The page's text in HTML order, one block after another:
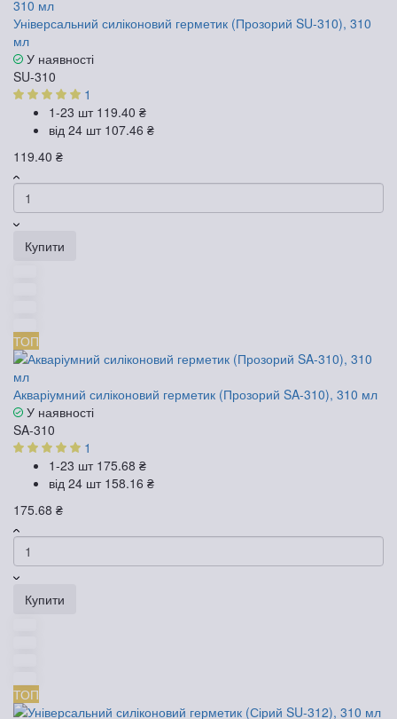
Універсальний силіконовий герметик (Прозорий SU-310), 310
мл
У наявності
SU-310
1
1-23 шт 119.40 ₴
від 24 шт 107.46 ₴
119.40 ₴
Купити
ТОП
Акваріумний силіконовий герметик (Прозорий SA-310), 310 мл
У наявності
SA-310
1
1-23 шт 175.68 ₴
від 24 шт 158.16 ₴
175.68 ₴
Купити
ТОП